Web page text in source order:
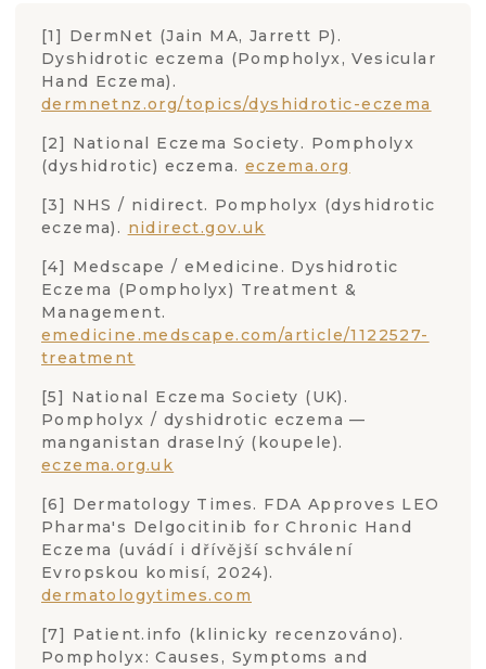
[1] DermNet (Jain MA, Jarrett P).
Dyshidrotic eczema (Pompholyx, Vesicular
Hand Eczema).
dermnetnz.org/topics/dyshidrotic-eczema
[2] National Eczema Society. Pompholyx
(dyshidrotic) eczema. eczema.org
[3] NHS / nidirect. Pompholyx (dyshidrotic
eczema). nidirect.gov.uk
[4] Medscape / eMedicine. Dyshidrotic
Eczema (Pompholyx) Treatment &
Management.
emedicine.medscape.com/article/1122527-
treatment
[5] National Eczema Society (UK).
Pompholyx / dyshidrotic eczema —
manganistan draselný (koupele).
eczema.org.uk
[6] Dermatology Times. FDA Approves LEO
Pharma's Delgocitinib for Chronic Hand
Eczema (uvádí i dřívější schválení
Evropskou komisí, 2024).
dermatologytimes.com
[7] Patient.info (klinicky recenzováno).
Pompholyx: Causes, Symptoms and